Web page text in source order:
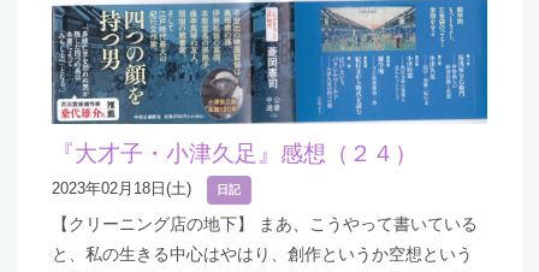
『大才子・小津久足』感想（２４）
2023年02月18日(土) 日記
【クリーニング店の地下】 まあ、こうやって書いている
と、私の生きる中心はやはり、創作というか空想という